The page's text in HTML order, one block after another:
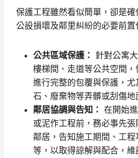
保護工程雖然看似簡單，卻是
公設損壞及鄰里糾紛的必要前置
公共區域保護： 針對公寓
樓梯間、走道等公共空間
進行完整的包覆與保護，
石、廢棄物等弄髒或刮傷地
鄰居協調與告知： 在開始
或泥作工程前，務必事先
鄰居，告知施工期間、工
等，以取得諒解與配合，